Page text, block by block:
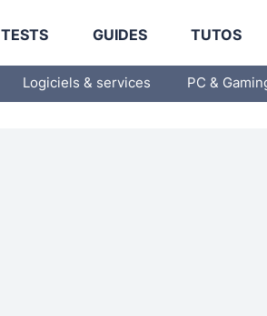
TESTS GUIDES TUTOS
Logiciels & services PC &